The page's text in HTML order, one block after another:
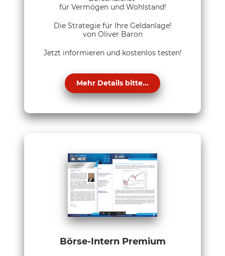
für Vermögen und Wohlstand!
Die Strategie für Ihre Geldanlage!
von Oliver Baron
Jetzt informieren und kostenlos testen!
Mehr Details bitte...
Börse-Intern Premium